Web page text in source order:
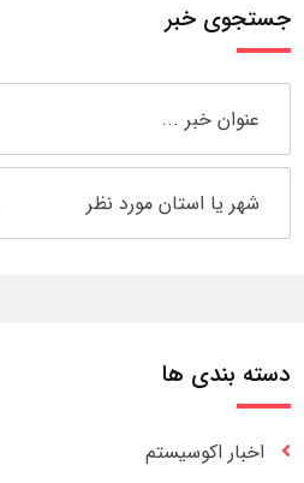
جستجوی خبر
دسته بندی ها
اخبار اکوسیستم